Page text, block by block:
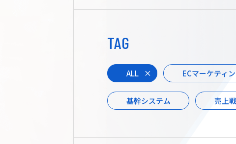
TAG
ALL ECマーケティ
基幹システム 売上